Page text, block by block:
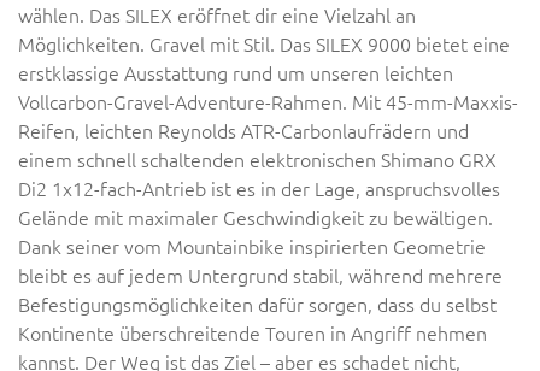
wählen. Das SILEX eröffnet dir eine Vielzahl an
Möglichkeiten. Gravel mit Stil. Das SILEX 9000 bietet eine
erstklassige Ausstattung rund um unseren leichten
Vollcarbon-Gravel-Adventure-Rahmen. Mit 45-mm-Maxxis-
Reifen, leichten Reynolds ATR-Carbonlaufrädern und
einem schnell schaltenden elektronischen Shimano GRX
Di2 1x12-fach-Antrieb ist es in der Lage, anspruchsvolles
Gelände mit maximaler Geschwindigkeit zu bewältigen.
Dank seiner vom Mountainbike inspirierten Geometrie
bleibt es auf jedem Untergrund stabil, während mehrere
Befestigungsmöglichkeiten dafür sorgen, dass du selbst
Kontinente überschreitende Touren in Angriff nehmen
kannst. Der Weg ist das Ziel – aber es schadet nicht,